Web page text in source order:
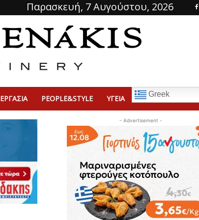
Παρασκευή, 7 Αυγούστου, 2026
ΕΡΓΑΣΙΑ PEOPLE&STYLE ΥΓΕΙΑ Greek
- Advertisement -